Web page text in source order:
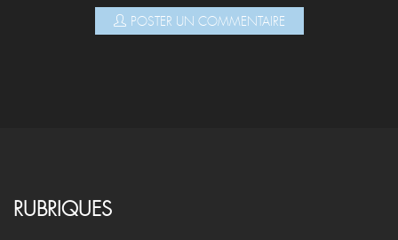
POSTER UN COMMENTAIRE
RUBRIQUES